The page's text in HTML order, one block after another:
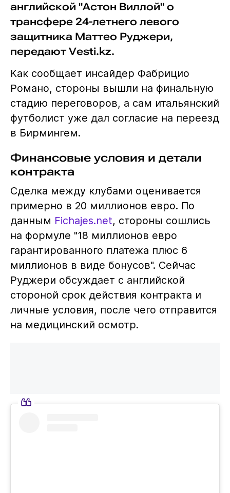
английской "Астон Виллой" о
трансфере 24-летнего левого
защитника Маттео Руджери,
передают Vesti.kz.
Как сообщает инсайдер Фабрицио
Романо, стороны вышли на финальную
стадию переговоров, а сам итальянский
футболист уже дал согласие на переезд
в Бирмингем.
Финансовые условия и детали
контракта
Сделка между клубами оценивается
примерно в 20 миллионов евро. По
данным Fichajes.net, стороны сошлись
на формуле "18 миллионов евро
гарантированного платежа плюс 6
миллионов в виде бонусов". Сейчас
Руджери обсуждает с английской
стороной срок действия контракта и
личные условия, после чего отправится
на медицинский осмотр.